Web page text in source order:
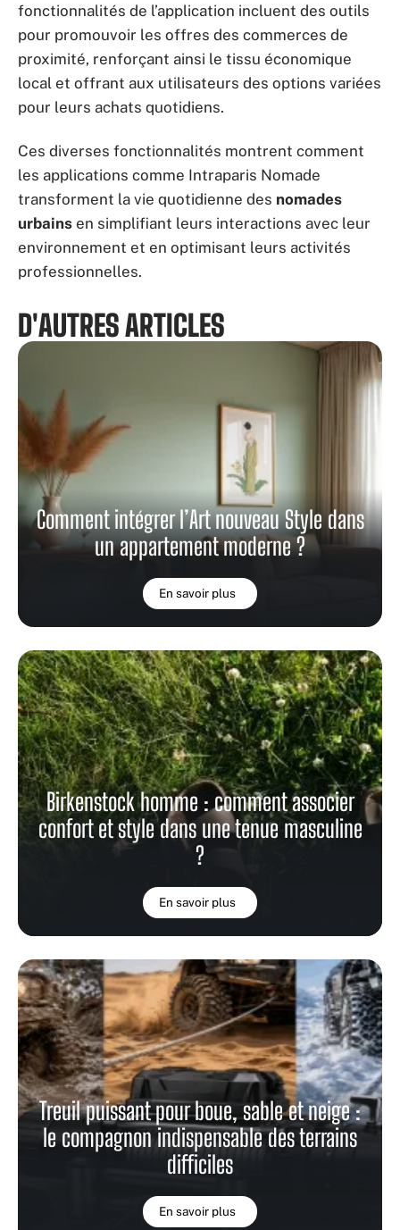
fonctionnalités de l’application incluent des outils
pour promouvoir les offres des commerces de
proximité, renforçant ainsi le tissu économique
local et offrant aux utilisateurs des options variées
pour leurs achats quotidiens.
Ces diverses fonctionnalités montrent comment
les applications comme Intraparis Nomade
transforment la vie quotidienne des nomades
urbains en simplifiant leurs interactions avec leur
environnement et en optimisant leurs activités
professionnelles.
D'AUTRES ARTICLES
Comment intégrer l’Art nouveau Style dans
un appartement moderne ?
En savoir plus
Birkenstock homme : comment associer
confort et style dans une tenue masculine
?
En savoir plus
Treuil puissant pour boue, sable et neige :
le compagnon indispensable des terrains
difficiles
En savoir plus